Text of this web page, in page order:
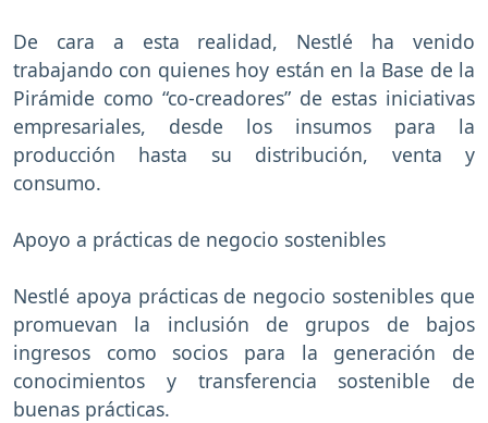
De cara a esta realidad, Nestlé ha venido
trabajando con quienes hoy están en la Base de la
Pirámide como “co-creadores” de estas iniciativas
empresariales, desde los insumos para la
producción hasta su distribución, venta y
consumo.
Apoyo a prácticas de negocio sostenibles
Nestlé apoya prácticas de negocio sostenibles que
promuevan la inclusión de grupos de bajos
ingresos como socios para la generación de
conocimientos y transferencia sostenible de
buenas prácticas.